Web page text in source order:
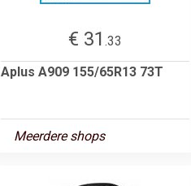
€ 31 .33
Aplus A909 155/65R13 73T
Meerdere shops